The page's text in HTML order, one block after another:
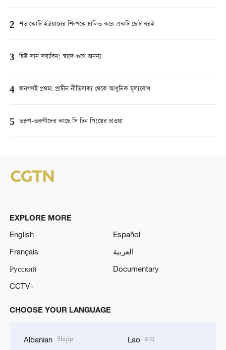
2 শত কোটি ইউয়ানের শিল্পকে চালিত করে একটি ছোট বরই
3 চিউ সান সয়াবিন: স্বাদে-গুণে অনন্য
4 জনগণই প্রথম: প্রাচীন নীতিবাক্য থেকে আধুনিক মূল্যবোধ
5 তরুণ-তরুণীদের কাছে সি চিন পিংয়ের চাওয়া
EXPLORE MORE
English
Español
Français
العربية
Русский
Documentary
CCTV+
CHOOSE YOUR LANGUAGE
Albanian Shqip Lao ລາວ